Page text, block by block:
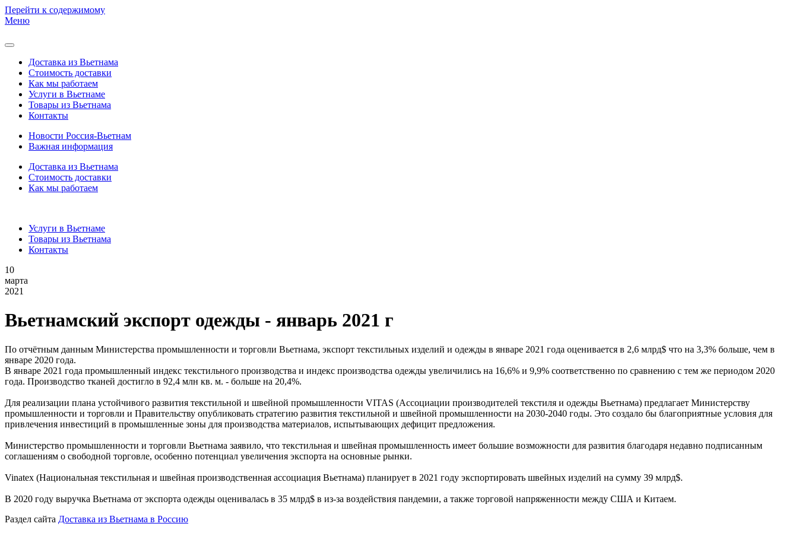
Перейти к содержимому
Меню
Доставка из Вьетнама
Стоимость доставки
Как мы работаем
Услуги в Вьетнаме
Товары из Вьетнама
Контакты
Новости Россия-Вьетнам
Важная информация
Доставка из Вьетнама
Стоимость доставки
Как мы работаем
Услуги в Вьетнаме
Товары из Вьетнама
Контакты
10
марта
2021
Вьетнамский экспорт одежды - январь 2021 г
По отчётным данным Министерства промышленности и торговли Вьетнама, экспорт текстильных изделий и одежды в январе 2021 года оценивается в 2,6 млрд$ что на 3,3% больше, чем в
январе 2020 года.
В январе 2021 года промышленный индекс текстильного производства и индекс производства одежды увеличились на 16,6% и 9,9% соответственно по сравнению с тем же периодом 2020
года. Производство тканей достигло в 92,4 млн кв. м. - больше на 20,4%.
Для реализации плана устойчивого развития текстильной и швейной промышленности VITAS (Ассоциации производителей текстиля и одежды Вьетнама) предлагает Министерству
промышленности и торговли и Правительству опубликовать стратегию развития текстильной и швейной промышленности на 2030-2040 годы. Это создало бы благоприятные условия для
привлечения инвестиций в промышленные зоны для производства материалов, испытывающих дефицит предложения.
Министерство промышленности и торговли Вьетнама заявило, что текстильная и швейная промышленность имеет большие возможности для развития благодаря недавно подписанным
соглашениям о свободной торговле, особенно потенциал увеличения экспорта на основные рынки.
Vinatex (Национальная текстильная и швейная производственная ассоциация Вьетнама) планирует в 2021 году экспортировать швейных изделий на сумму 39 млрд$.
В 2020 году выручка Вьетнама от экспорта одежды оценивалась в 35 млрд$ в из-за воздействия пандемии, а также торговой напряженности между США и Китаем.
Раздел сайта Доставка из Вьетнама в Россию